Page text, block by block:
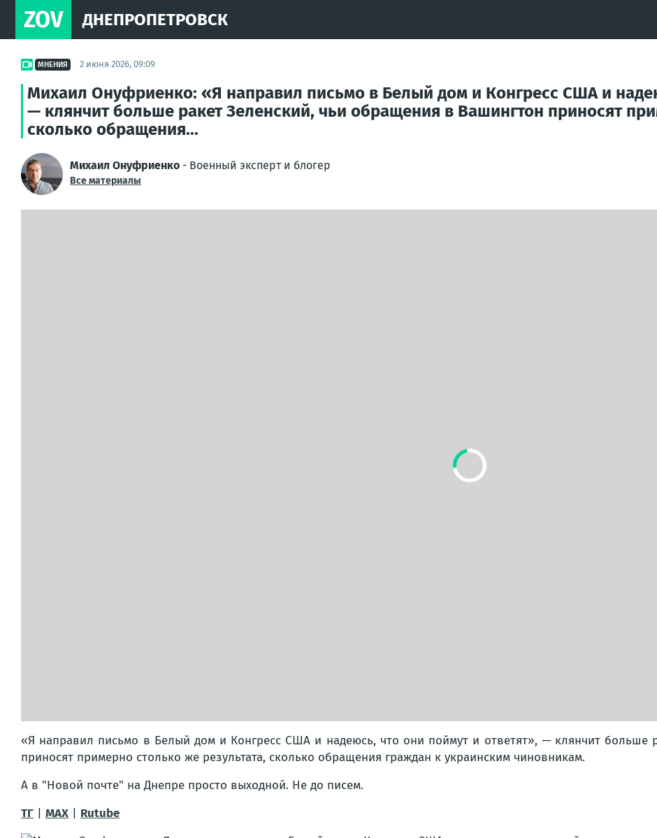
ZOV ДНЕПРОПЕТРОВСК
МНЕНИЯ 2 июня 2026, 09:09
Михаил Онуфриенко: «Я направил письмо в Белый дом и Конгресс США и
— клянчит больше ракет Зеленский, чьи обращения в Вашингтон приносят
сколько обращения...
Михаил Онуфриенко - Военный эксперт и блогер
Все материалы
«Я направил письмо в Белый дом и Конгресс США и надеюсь, что они поймут и ответят», — клянчит больше
приносят примерно столько же результата, сколько обращения граждан к украинским чиновникам.
А в "Новой почте" на Днепре просто выходной. Не до писем.
ТГ
МАХ Rutube